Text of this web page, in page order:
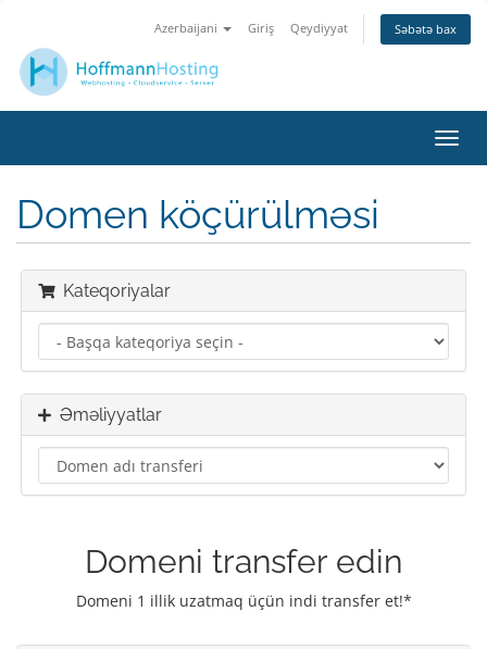
Azerbaijani Giriş Qeydiyyat Səbətə bax
keçid
Domen köçürülməsi
Kateqoriyalar
Əməliyyatlar
Domeni transfer edin
Domeni 1 illik uzatmaq üçün indi transfer et!*